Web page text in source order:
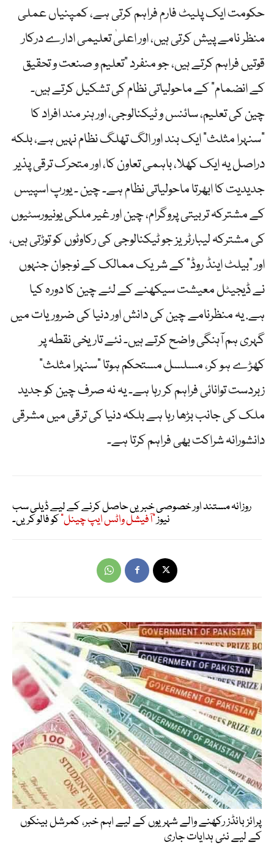
حکومت ایک پلیٹ فارم فراہم کرتی ہے، کمپنیاں عملی
منظر نامے پیش کرتی ہیں، اور اعلیٰ تعلیمی ادارے درکار
قوتیں فراہم کرتے ہیں، جو منفرد “تعلیم و صنعت و تحقیق
کے انضمام” کے ماحولیاتی نظام کی تشکیل کرتے ہیں۔
چین کی تعلیم، سائنس و ٹیکنالوجی، اور ہنر مند افراد کا
“سنہرا مثلث” ایک بند اور الگ تھلگ نظام نہیں ہے، بلکہ
دراصل یہ ایک کھلا، باہمی تعاون کا، اور متحرک ترقی پذیر
جدیدیت کا ابھرتا ماحولیاتی نظام ہے۔ چین ۔ یورپ اسپیس
کے مشترکہ تربیتی پروگرام، چین اور غیر ملکی یونیورسٹیوں
کی مشترکہ لیبارٹریز جو ٹیکنالوجی کی رکاوٹوں کو توڑتی ہیں،
اور “بیلٹ اینڈ روڈ” کے شریک ممالک کے نوجوان جنہوں
نے ڈیجیٹل معیشت سیکھنے کے لئے چین کا دورہ کیا
ہے. یہ منظرنامے چین کی دانش اور دنیا کی ضروریات میں
گہری ہم آہنگی واضح کرتے ہیں۔ نئے تاریخی نقطہ پر
کھڑے ہو کر، مسلسل مستحکم ہوتا “سنہرا مثلث”
زبردست توانائی فراہم کر رہا ہے۔ یہ نہ صرف چین کو جدید
ملک کی جانب بڑھا رہا ہے بلکہ دنیا کی ترقی میں مشرقی
دانشورانہ شراکت بھی فراہم کرتا ہے۔
روزانہ مستند اور خصوصی خبریں حاصل کرنے کے لیے ڈیلی سب
نیوز"آفیشل واٹس ایپ چینل"کو فالو کریں۔
پرائز بانڈز رکھنے والے شہریوں کے لیے اہم خبر، کمرشل بینکوں
کے لیے نئی ہدایات جاری